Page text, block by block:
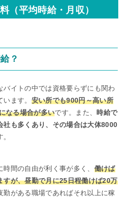
（平均時給・月収）
？
イトの中では資格要らずにも関わ
ます。 安い所でも900円～高い所
なる場合が多いです。また、 時給で
社も多くあり、その場合は大体8000
間の自由が利く事が多く、 働けば
すが、昼勤で月に25日程働けば20万
勤がある職場であればそれ以上に稼